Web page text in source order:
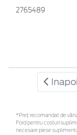
2765489
Inapoi
*Preţ recomandat de
Ford pentru costuri
necesare piese